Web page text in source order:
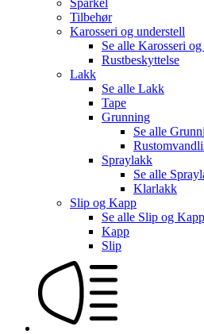
Tilbehør
Karosseri og understell
Se alle Karosseri
Rustbeskyttelse
Lakk
Se alle Lakk
Tape
Grunning
Se alle
Spraylakk
Se alle
Klarlakk
Slip og Kapp
Se alle Slip og Kapp
Kapp
Slip